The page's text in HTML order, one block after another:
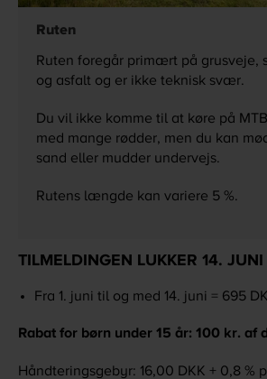
Ruten
Ruten foregår primært på grusveje,
og asfalt og er ikke teknisk svær.
Du vil ikke komme til at køre på
med mange rødder, men du kan
sand eller mudder undervejs.
Rutens længde kan variere 5 %.
TILMELDINGEN LUKKER 14. JUNI
Fra 1. juni til og med 14. juni = 695
Rabat for børn under 15 år: 100 kr.
Håndteringsgebyr: 16,00 DKK + 0,8 %